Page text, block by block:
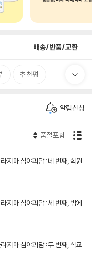
배송/반품/교환
추천평
알림신청
품절포함
지마 심야괴담 : 네 번째, 학원
지마 심야괴담 : 세 번째, 밖에
지마 심야괴담 : 두 번째, 학교